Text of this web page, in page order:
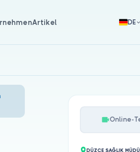
Artikel DE
Online-
DÜZCE SAĞLIK